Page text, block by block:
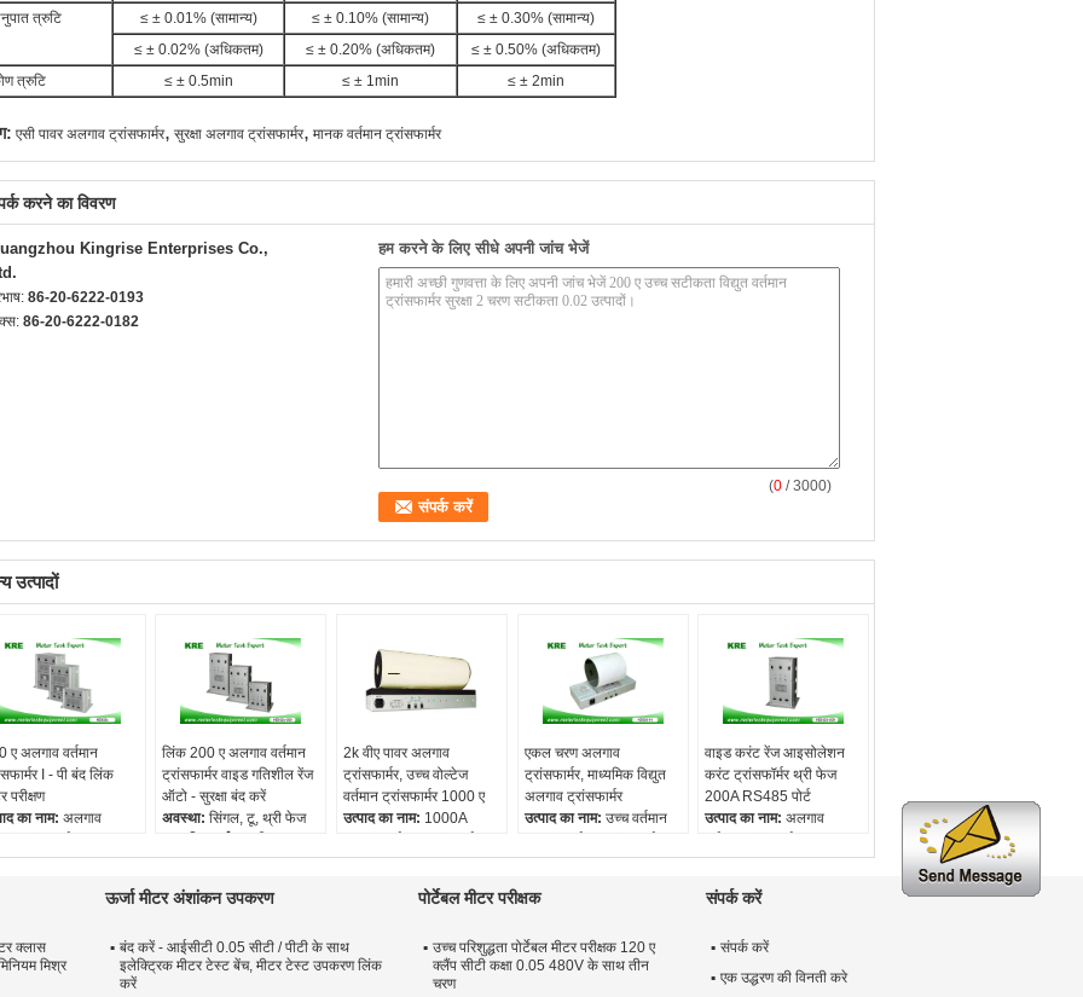
त्रुटि
≤ ± 0.01% (सामान्य) ≤ ± 0.10% (सामान्य)
≤ ± 0.30% (सामान्य)
≤ ± 0.02% (अधिकतम)
≤ ± 0.20% (अधिकतम)
≤ ± 0.50% (अधिकतम)
त्रुटि
≤ ± 0.5min ≤ ± 1min ≤ ± 2min
एसी पावर अलगाव ट्रांसफार्मर, सुरक्षा अलगाव ट्रांसफार्मर, मानक वर्तमान ट्रांसफार्मर
करने का विवरण
Kingrise Enterprises Co.,
86-20-6222-0193
86-20-6222-0182
हम करने के लिए सीधे अपनी जांच भेजें
(0 / 3000)
उत्पादों
ए अलगाव वर्तमान
I - पी बंद लिंक
परीक्षण
का नाम: अलगाव
वर्तमान सीमा:
1:1
लिंक 200 ए अलगाव वर्तमान
ट्रांसफार्मर वाइड गतिशील रेंज
ऑटो - सुरक्षा बंद करें
अवस्था:सिंगल, टू, थ्री फेज
10mA-200A
10mA-200A
2k वीए पावर अलगाव
ट्रांसफार्मर, उच्च वोल्टेज
वर्तमान ट्रांसफार्मर 1000 ए
उत्पाद का नाम: 1000A
निर्गमन शक्ति:2000वीए
100mA -1000A
एकल चरण अलगाव
ट्रांसफार्मर, माध्यमिक विद्युत
अलगाव ट्रांसफार्मर
उत्पाद का नाम: उच्च वर्तमान
प्राथमिक वर्तमान सीमा:
माध्यमिक वर्तमान सीमा:
अनुपात:1:10
वाइड करंट रेंज आइसोलेशन
करंट ट्रांसफॉर्मर थ्री फेज
200A RS485 पोर्ट
उत्पाद का नाम:अलगाव
प्राथमिक वर्तमान सीमा:
प्रयोग:पृथक वर्तमान, मीटर
अनुपात:1:1
क्लास
मिश्र
ऊर्जा मीटर अंशांकन उपकरण
बंद करें - आईसीटी 0.05 सीटी / पीटी के साथ
इलेक्ट्रिक मीटर टेस्ट बेंच, मीटर टेस्ट उपकरण लिंक
करें
पोर्टेबल मीटर परीक्षक
उच्च परिशुद्धता पोर्टेबल मीटर परीक्षक 120 ए
क्लैंप सीटी कक्षा 0.05 480V के साथ तीन
चरण
संपर्क करें
संपर्क करें
एक उद्धरण की विनती करे